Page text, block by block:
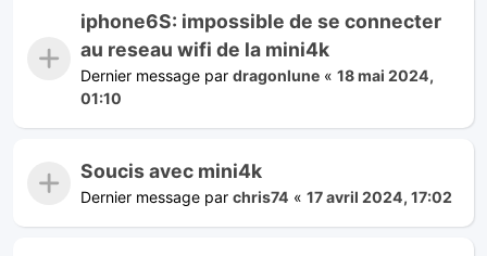
iphone6S: impossible de se connecter
au reseau wifi de la mini4k
Dernier message par dragonlune « 18 mai 2024,
01:10
Soucis avec mini4k
Dernier message par chris74 « 17 avril 2024, 17:02